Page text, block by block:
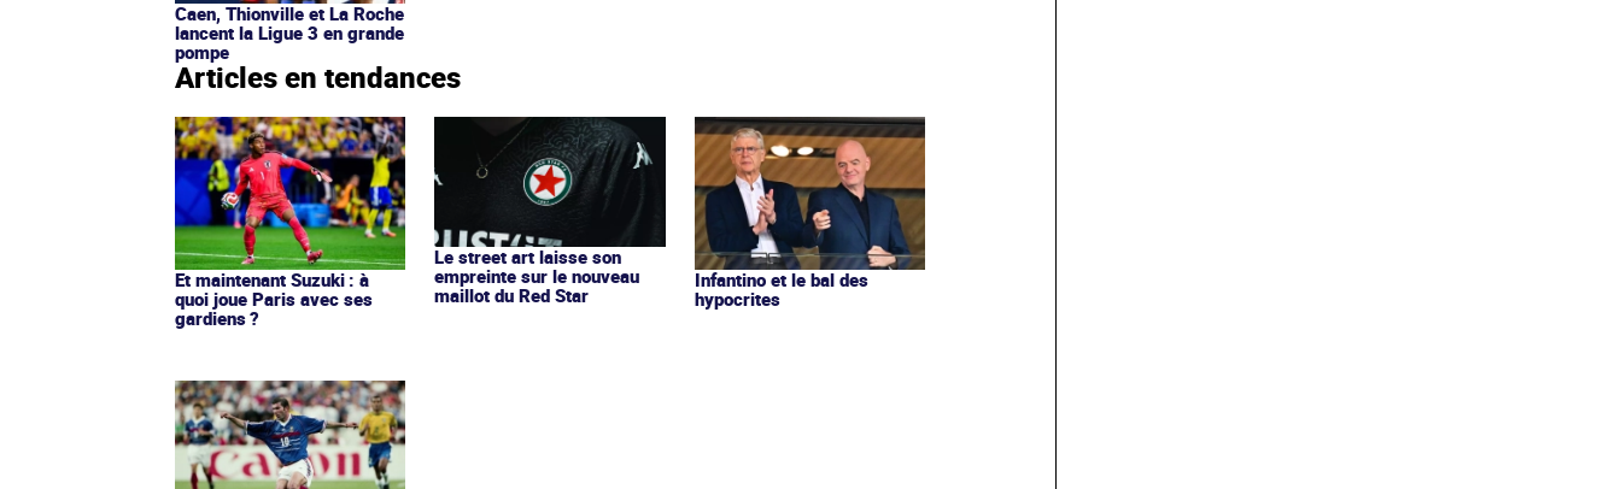
Caen, Thionville et La Roche
lancent la Ligue 3 en grande
pompe
Articles en tendances
Et maintenant Suzuki : à
quoi joue Paris avec ses
gardiens ?
Le street art laisse son
empreinte sur le nouveau
maillot du Red Star
Infantino et le bal des
hypocrites